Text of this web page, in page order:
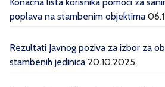
Konačna lista korisnika pomoći za
poplava na stambenim objektima
Rezultati Javnog poziva za izbor za
stambenih jedinica 20.10.2025.